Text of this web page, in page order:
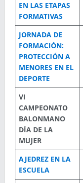
EN LAS ETAPAS
FORMATIVAS
JORNADA DE
FORMACIÓN:
PROTECCIÓN A
MENORES EN EL
DEPORTE
VI
CAMPEONATO
BALONMANO
DÍA DE LA
MUJER
AJEDREZ EN LA
ESCUELA